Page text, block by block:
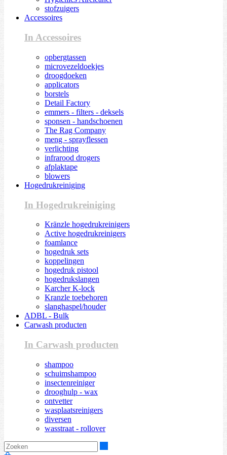
stofzuigers
Accessoires
In Accessoires
opbergtassen
microvezeldoekjes
droogdoeken
applicators
borstels
Detail Factory
emmers - filters - deksels
sponsen - handschoenen
The Rag Company
meng - sprayflessen
verlichting
infrarood drogers
afplaktape
blowers
Hogedrukreiniging
In Hogedrukreiniging
Kränzle hogedrukreinigers
Active hogedrukreinigers
foamlance
hogedruk sets
koppelingen
hogedruk pistool
hogedrukslangen
Karcher K-lock
Kranzle toebehoren
slanghaspel/houder
ADBL - Bulk
Carwash producten
In Carwash producten
shampoo
schuimshampoo
insectenreiniger
drooghulp - wax
ontvetter
wasplaatsreinigers
diversen
wasstraat - rollover